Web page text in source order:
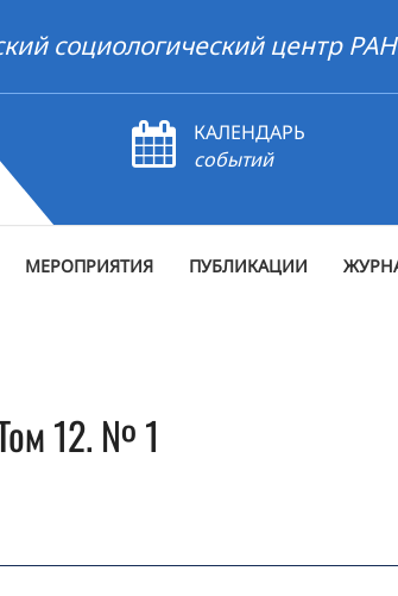
социологический центр РАН
КАЛЕНДАРЬ
событий
МЕРОПРИЯТИЯ ПУБЛИКАЦИИ
12. № 1